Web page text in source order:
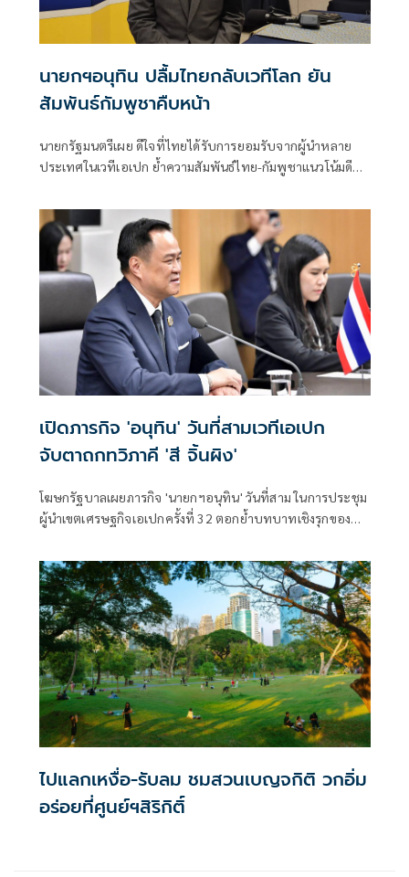
นายกฯอนุทิน ปลื้มไทยกลับเวทีโลก ยัน
สัมพันธ์กัมพูชาคืบหน้า
นายกรัฐมนตรีเผย ดีใจที่ไทยได้รับการยอมรับจากผู้นำหลาย
ประเทศในเวทีเอเปก ย้ำความสัมพันธ์ไทย-กัมพูชาแนวโน้มดี
เปิดภารกิจ 'อนุทิน' วันที่สามเวทีเอเปก
จับตาถกทวิภาคี 'สี จิ้นผิง'
โฆษกรัฐบาลเผยภารกิจ 'นายกฯอนุทิน' วันที่สาม ในการประชุม
ผู้นำเขตเศรษฐกิจเอเปกครั้งที่ 32 ตอกย้ำบทบาทเชิงรุกของ
ไปแลกเหงื่อ-รับลม ชมสวนเบญจกิติ วกอิ่ม
อร่อยที่ศูนย์ฯสิริกิติ์